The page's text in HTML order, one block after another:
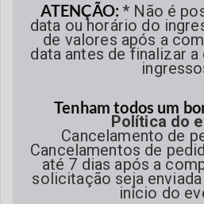
ATENÇÃO: * Não é
data ou horário do
de valores após a
data antes de finalizar
Tenham todos um
Política do
Cancelamento de
Cancelamentos de
até 7 dias após a
solicitação seja
início do